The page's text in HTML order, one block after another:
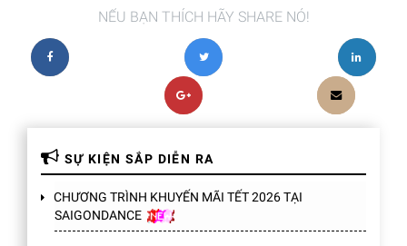
NẾU BẠN THÍCH HÃY SHARE NÓ!
SỰ KIỆN SẮP DIỄN RA
CHƯƠNG TRÌNH KHUYẾN MÃI TẾT 2026 TẠI
SAIGONDANCE